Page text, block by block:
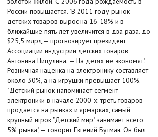
России повышается. "В 2011 году рынок
детских товаров вырос на 16-18% и в
ближайшие пять лет увеличится в два раза, до
$25,5 млрд,— прогнозирует президент
Ассоциации индустрии детских товаров
Антонина Цицулина. — На детях не экономят".
Розничная наценка на электронику составляет
около 30%, а на игрушки превышает 100%.
"Детский рынок напоминает сегмент
электроники в начале 2000-х: треть товаров
продается на рынках и ярмарках, самый
крупный игрок "Детский мир" занимает всего
5% рынка", — говорит Евгений Бутман. Он был